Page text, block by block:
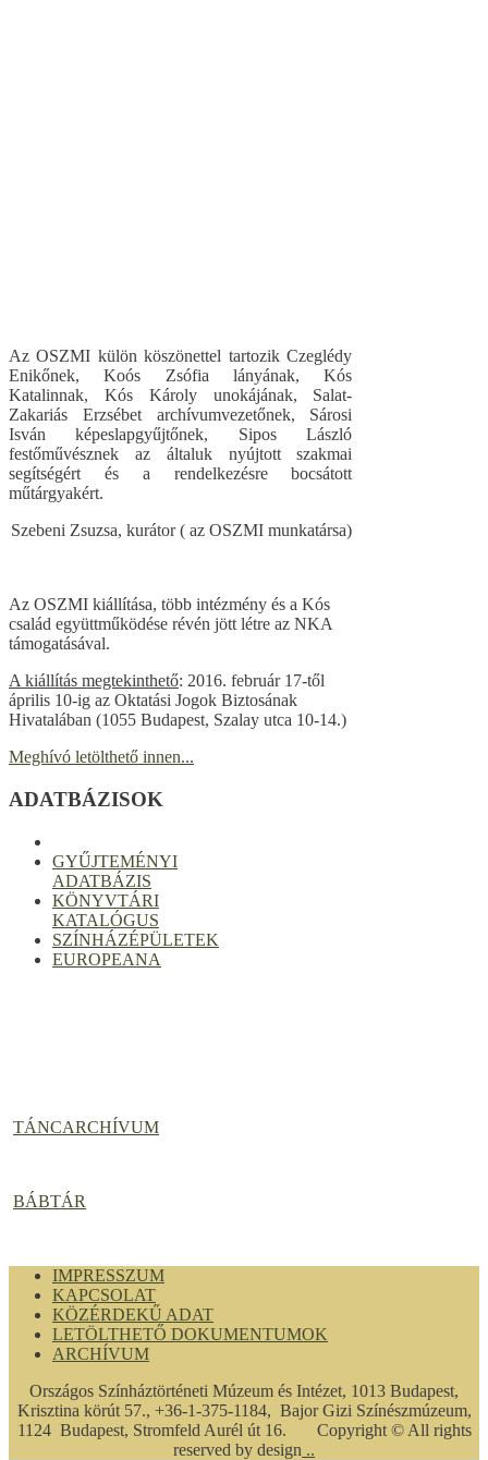
Az OSZMI külön köszönettel tartozik Czeglédy
Enikőnek, Koós Zsófia lányának, Kós
Katalinnak, Kós Károly unokájának, Salat-
Zakariás Erzsébet archívumvezetőnek, Sárosi
Isván képeslapgyűjtőnek, Sipos László
festőművésznek az általuk nyújtott szakmai
segítségért és a rendelkezésre bocsátott
műtárgyakért.
Szebeni Zsuzsa, kurátor ( az OSZMI munkatársa)
Az OSZMI kiállítása, több intézmény és a Kós
család együttműködése révén jött létre az NKA
támogatásával.
A kiállítás megtekinthető: 2016. február 17-től
április 10-ig az Oktatási Jogok Biztosának
Hivatalában (1055 Budapest, Szalay utca 10-14.)
Meghívó letölthető innen...
ADATBÁZISOK
GYŰJTEMÉNYI
ADATBÁZIS
KÖNYVTÁRI
KATALÓGUS
SZÍNHÁZÉPÜLETEK
EUROPEANA
TÁNCARCHÍVUM
BÁBTÁR
IMPRESSZUM
KAPCSOLAT
KÖZÉRDEKŰ ADAT
LETÖLTHETŐ DOKUMENTUMOK
ARCHÍVUM
Országos Színháztörténeti Múzeum és Intézet, 1013 Budapest,
Krisztina körút 57., +36-1-375-1184, Bajor Gizi Színészmúzeum,
1124 Budapest, Stromfeld Aurél út 16. Copyright © All rights
reserved by design ..